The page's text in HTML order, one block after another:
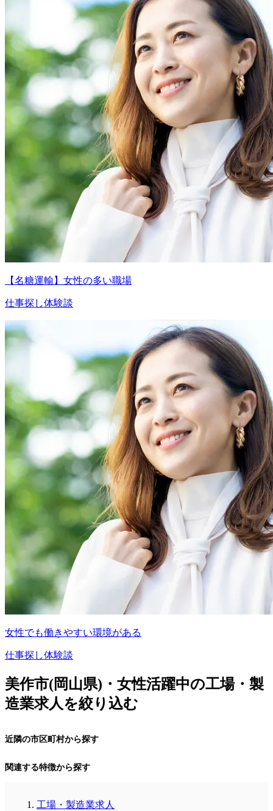
【名糖運輸】女性の多い職場
仕事探し体験談
女性でも働きやすい環境がある
仕事探し体験談
美作市(岡山県)・女性活躍中の工場・製
造業求人を絞り込む
近隣の市区町村から探す
関連する特徴から探す
工場・製造業求人